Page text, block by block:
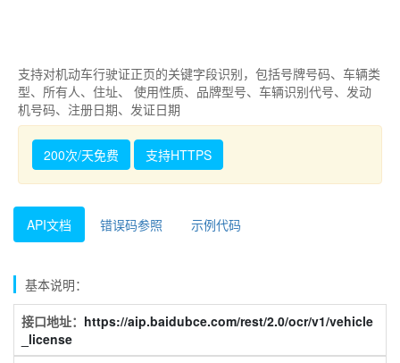
支持对机动车行驶证正页的关键字段识别，包括号牌号码、车辆类
型、所有人、住址、 使用性质、品牌型号、车辆识别代号、发动
机号码、注册日期、发证日期
200次/天免费 支持HTTPS
API文档 错误码参照 示例代码
基本说明：
接口地址： https://aip.baidubce.com/rest/2.0/ocr/v1/vehicle
_license